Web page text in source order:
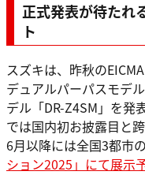
正式発表が待たれ
ト
スズキは、昨秋の
デュアルパーパスモデ
デル「DR-Z4SM」を発
では国内初お披露目と
6月以降には全国3都市の
ション2025」にて展示